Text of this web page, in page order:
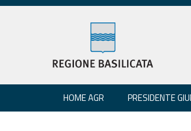
HOME AGR PRESIDENTE